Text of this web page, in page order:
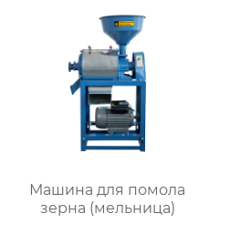
Машина для помола
зерна (мельница)